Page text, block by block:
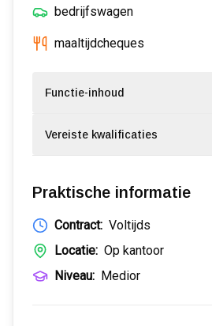
bedrijfswagen
maaltijdcheques
Functie-inhoud
Vereiste kwalificaties
Praktische informatie
Contract: Voltijds
Locatie: Op kantoor
Niveau: Medior